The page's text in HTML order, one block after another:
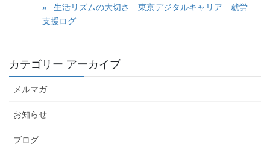
生活リズムの大切さ 東京デジタルキャリア 就労
支援ログ
カテゴリー アーカイブ
メルマガ
お知らせ
ブログ